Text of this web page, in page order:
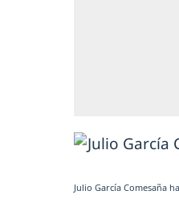
Julio García Comesaña